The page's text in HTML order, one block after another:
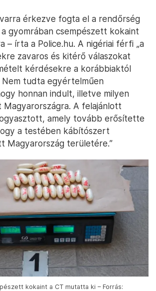
érkezve fogta el a rendőrség
gyomrában csempészett kokaint
– írta a Police.hu. A nigériai férfi „a
zavaros és kitérő válaszokat
kérdésekre a korábbiaktól
tudta egyértelműen
honnan indult, illetve milyen
A felajánlott
amely tovább erősítette
a testében kábítószert
Magyarország területére.”
kokaint a CT mutatta ki – Forrás: